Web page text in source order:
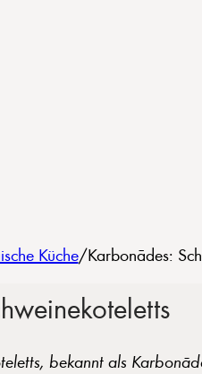
Küche/Karbonādes:
bekannt als